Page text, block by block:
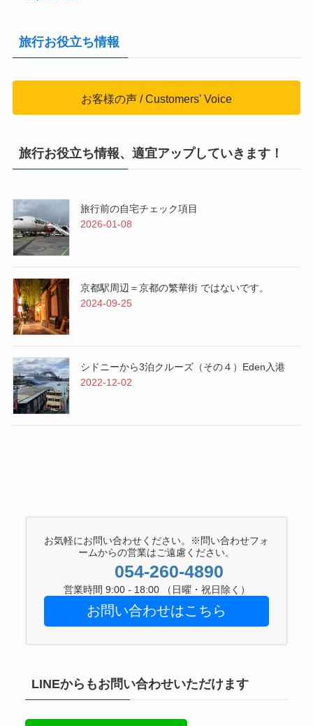
旅行お役立ち情報
お客様の声 / Customers' Voice
旅行お役立ち情報、適宜アップしていきます！
旅行前の自宅チェック項目
2026-01-08
京都駅周辺＝京都の繁華街 ではないです。
2024-09-25
シドニーから3泊クルーズ（その４）Eden入港
2022-12-02
お気軽にお問い合わせください。※問い合わせフォ
ームからの営業はご遠慮ください。
054-260-4890
営業時間 9:00 - 18:00 （日曜・祝日除く）
お問い合わせはこちら
LINEからもお問い合わせいただけます